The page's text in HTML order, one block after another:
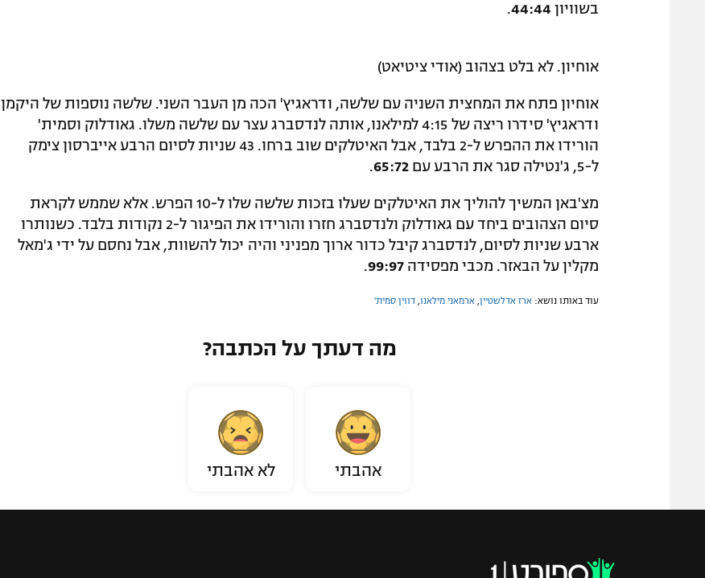
בשוויון 44:44
.
אוחיון. לא בלט בצהוב (אודי ציטיאט)
אוחיון פתח את המחצית השניה עם שלשה, ודראגיץ' הכה מן העבר השני. שלשה נוספות של היקמן
ודראגיץ' סידרו ריצה של 4:15 למילאנו, אותה לנדסברג עצר עם שלשה משלו. גאודלוק וסמית'
הורידו את ההפרש ל-2 בלבד, אבל האיטלקים שוב ברחו. 43 שניות לסיום הרבע אייברסון צימק
ל-5, ג'נטילה סגר את הרבע עם
65:72
.
מצ'באן המשיך להוליך את האיטלקים שעלו בזכות שלשה שלו ל-10 הפרש. אלא שממש לקראת
סיום הצהובים ביחד עם גאודלוק ולנדסברג חזרו והורידו את הפיגור ל-2 נקודות בלבד. כשנותרו
ארבע שניות לסיום, לנדסברג קיבל כדור ארוך מפניני והיה יכול להשוות, אבל נחסם על ידי ג'מאל
מקלין על הבאזר. מכבי מפסידה 99:97
.
עוד באותו נושא: ארז אדלשטיין ארמאני מילאנו דווין סמית'
מה דעתך על הכתבה?
אהבתי לא אהבתי